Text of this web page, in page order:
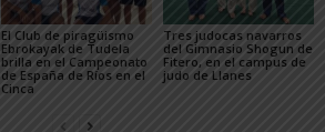
El Club de piragüismo
Ebrokayak de Tudela
brilla en el Campeonato
de España de Ríos en el
Cinca
Tres judocas navarros
del Gimnasio Shogun de
Fitero, en el campus de
judo de Llanes